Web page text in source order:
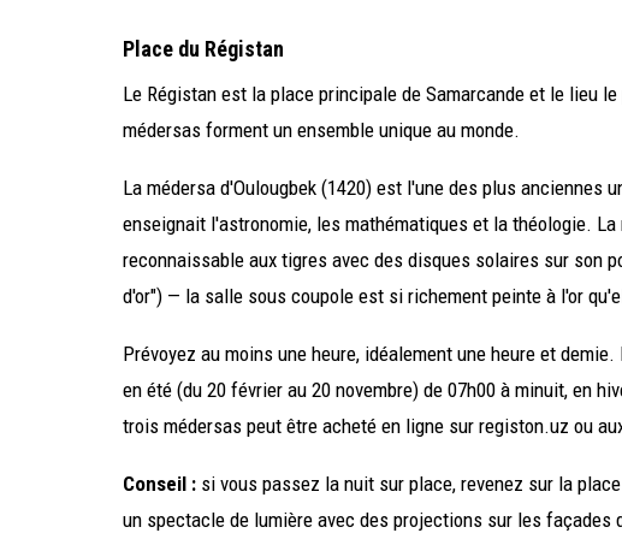
Place du Régistan
Le Régistan est la place principale de Samarcande et le lieu
médersas forment un ensemble unique au monde.
La médersa d'Oulougbek (1420) est l'une des plus anciennes
enseignait l'astronomie, les mathématiques et la théologie.
reconnaissable aux tigres avec des disques solaires sur son
d'or") — la salle sous coupole est si richement peinte à l'or
Prévoyez au moins une heure, idéalement une heure et
en été (du 20 février au 20 novembre) de 07h00 à minuit, en
trois médersas peut être acheté en ligne sur registon.uz ou
Conseil : si vous passez la nuit sur place, revenez sur la
un spectacle de lumière avec des projections sur les façades